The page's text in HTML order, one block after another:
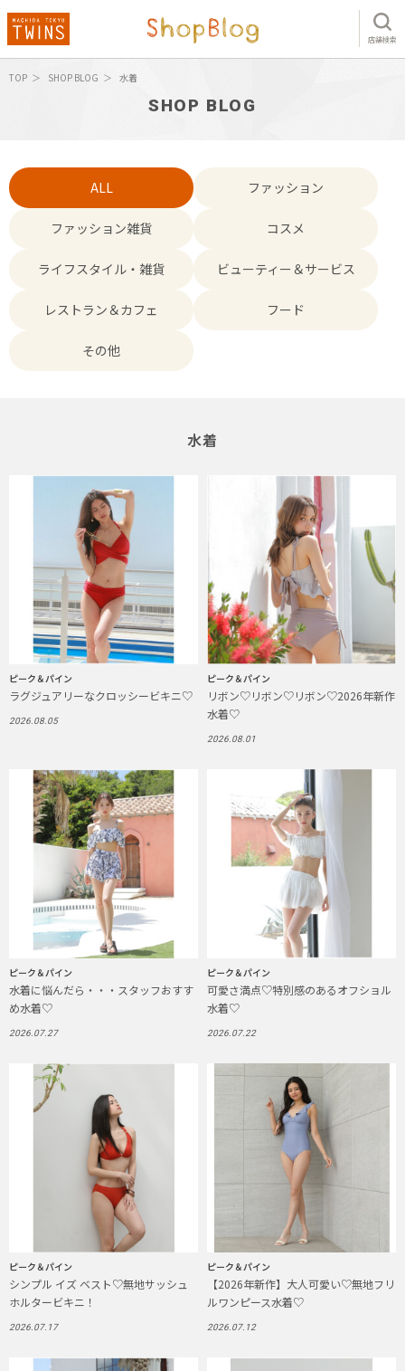
店舗検索
TOP SHOP BLOG 水着
SHOP BLOG
ALL ファッション
ファッション雑貨 コスメ
ライフスタイル・雑貨 ビューティー＆サービス
レストラン＆カフェ フード
その他
水着
ピーク＆パイン
ラグジュアリーなクロッシービキニ♡
2026.08.05
ピーク＆パイン
リボン♡リボン♡リボン♡2026年新作
水着♡
2026.08.01
ピーク＆パイン
水着に悩んだら・・・スタッフおすす
め水着♡
2026.07.27
ピーク＆パイン
可愛さ満点♡特別感のあるオフショル
水着♡
2026.07.22
ピーク＆パイン
シンプル イズ ベスト♡無地サッシュ
ホルタービキニ！
2026.07.17
ピーク＆パイン
【2026年新作】大人可愛い♡無地フリ
ルワンピース水着♡
2026.07.12